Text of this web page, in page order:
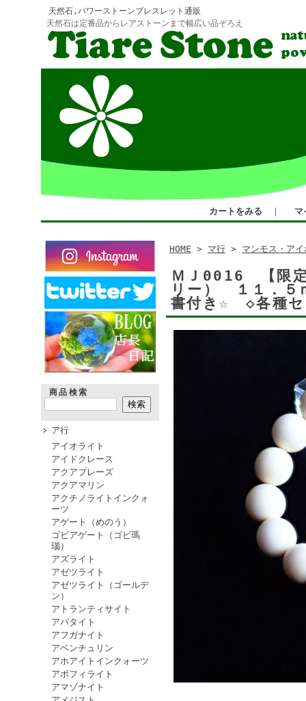
天然石,パワーストーンブレスレット通販
天然石は定番品からレアストーンまで幅広い品ぞろえ
カートをみる ｜ マ
商品検索
ア行
アイオライト
アイドクレース
アクアプレーズ
アクアマリン
アクチノライトインクォ
ーツ
アゲート（めのう）
ゴビアゲート（ゴビ瑪
瑙）
アズライト
アゼツライト
アゼツライト（ゴールデ
ン）
アトランティサイト
アパタイト
アフガナイト
アベンチュリン
アホアイトインクォーツ
アポフィライト
アマゾナイト
HOME > マ行 > マンモス・ア
ＭＪ0016 【限
リー） １１．
書付き☆ ◇各種